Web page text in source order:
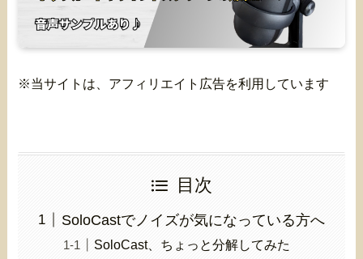
※当サイトは、アフィリエイト広告を利用しています
目次
SoloCastでノイズが気になっている方へ
SoloCast、ちょっと分解してみた